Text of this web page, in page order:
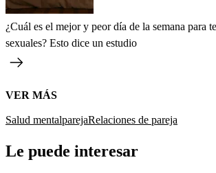
¿Cuál es el mejor y peor día de la semana para
sexuales? Esto dice un estudio
VER MÁS
Salud mentalparejaRelaciones de pareja
Le puede interesar